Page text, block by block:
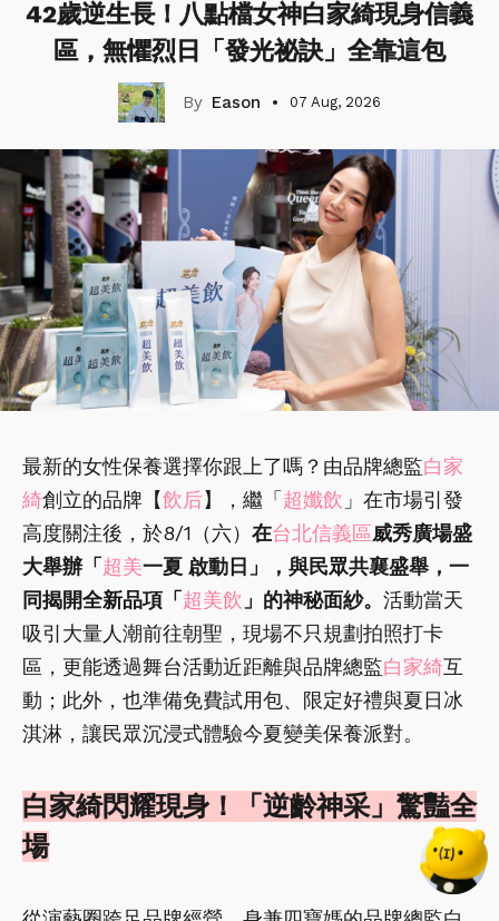
42歲逆生長！八點檔女神白家綺現身信義
區，無懼烈日「發光祕訣」全靠這包
Eason 07 Aug, 2026
最新的女性保養選擇你跟上了嗎？由品牌總監白家
綺創立的品牌【飲后】，繼「超孅飲 」在市場引發
高度關注後，於8/1（六） 在台北信義區威秀廣場盛
大舉辦「超美一夏 啟動日」，與民眾共襄盛舉，一
同揭開全新品項「超美飲 」的神秘面紗。 活動當天
吸引大量人潮前往朝聖，現場不只規劃拍照打卡
區，更能透過舞台活動近距離與品牌總監白家綺互
動；此外，也準備免費試用包、限定好禮與夏日冰
淇淋，讓民眾沉浸式體驗今夏變美保養派對。
白家綺閃耀現身！「逆齡神采」驚豔全
場